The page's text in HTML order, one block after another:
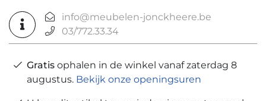
info@meubelen-jonckheere.be
03/772.33.34
Gratis ophalen in de winkel vanaf zaterdag 8
augustus. Bekijk onze openingsuren